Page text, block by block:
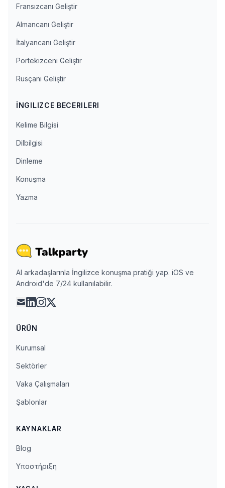
Fransızcanı Geliştir
Almancanı Geliştir
İtalyancanı Geliştir
Portekizceni Geliştir
Rusçanı Geliştir
İNGILIZCE BECERILERI
Kelime Bilgisi
Dilbilgisi
Dinleme
Konuşma
Yazma
AI arkadaşlarınla İngilizce konuşma pratiği yap. iOS ve
Android'de 7/24 kullanılabilir.
maillinkedin
instagram
x
ÜRÜN
Kurumsal
Sektörler
Vaka Çalışmaları
Şablonlar
KAYNAKLAR
Blog
Υποστήριξη